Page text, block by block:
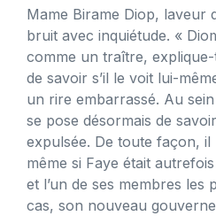
Mame Birame Diop, laveur
bruit avec inquiétude. «
comme un traître,
de savoir s’il le voit lui-
un rire embarrassé. Au
se pose désormais de
expulsée. De toute façon, il
même si Faye était
et l’un de ses membres les
cas, son nouveau